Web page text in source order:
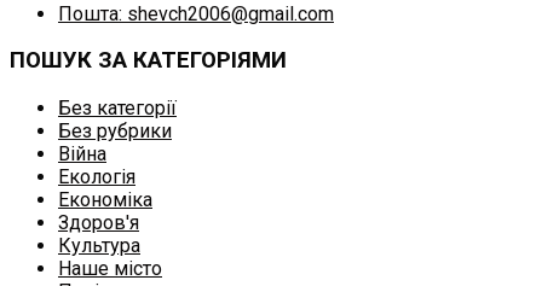
Пошта: shevch2006@gmail.com
ПОШУК ЗА КАТЕГОРІЯМИ
Без категорії
Без рубрики
Війна
Екологія
Економіка
Здоров'я
Культура
Наше місто